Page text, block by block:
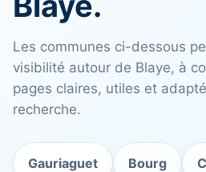
Les communes ci-dessous
visibilité autour de Blaye, à
pages claires, utiles et
recherche.
Gauriaguet Bourg